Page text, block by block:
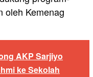
oleh Kemenag
AKP Sarjiyo
ke Sekolah